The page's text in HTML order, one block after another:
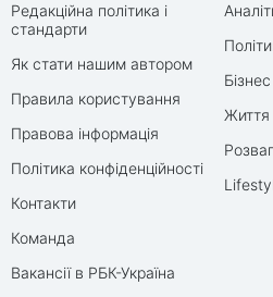
Редакційна політика і
стандарти
Як стати нашим автором
Правила користування
Правова інформація
Політика конфіденційності
Контакти
Команда
Вакансії в РБК-Україна
Бізнес
Життя